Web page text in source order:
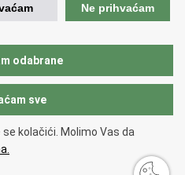
zaštite.
Ne prihvaćam
odabrane
sve
kolačići. Molimo Vas da